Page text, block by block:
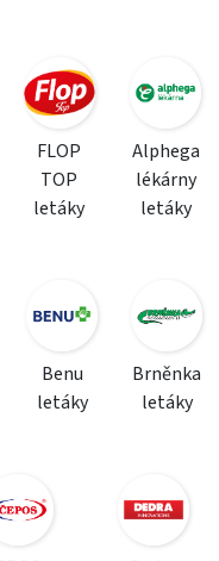
FLOP
TOP
letáky
Alphega
lékárny
letáky
Benu
letáky
Brněnka
letáky